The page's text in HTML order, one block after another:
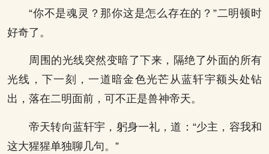
“你不是魂灵？那你这是怎么存在的？”二明顿时
好奇了。
周围的光线突然变暗了下来，隔绝了外面的所有
光线，下一刻，一道暗金色光芒从蓝轩宇额头处钻
出，落在二明面前，可不正是兽神帝天。
帝天转向蓝轩宇，躬身一礼，道：“少主，容我和
这大猩猩单独聊几句。”